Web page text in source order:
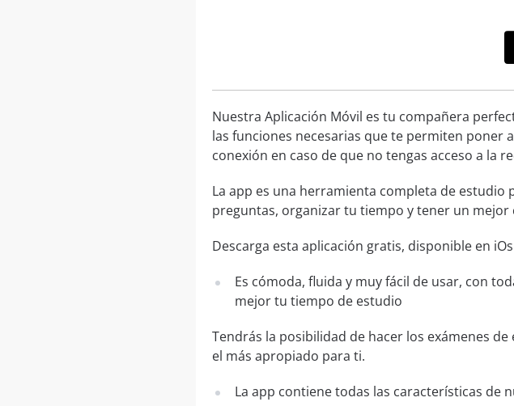
Nuestra Aplicación Móvil es tu compañera
las funciones necesarias que te permiten poner
conexión en caso de que no tengas acceso a la
La app es una herramienta completa de estudio
preguntas, organizar tu tiempo y tener un
Descarga esta aplicación gratis, disponible en
Es cómoda, fluida y muy fácil de usar, con
mejor tu tiempo de estudio
Tendrás la posibilidad de hacer los exámenes
el más apropiado para ti.
La app contiene todas las características de